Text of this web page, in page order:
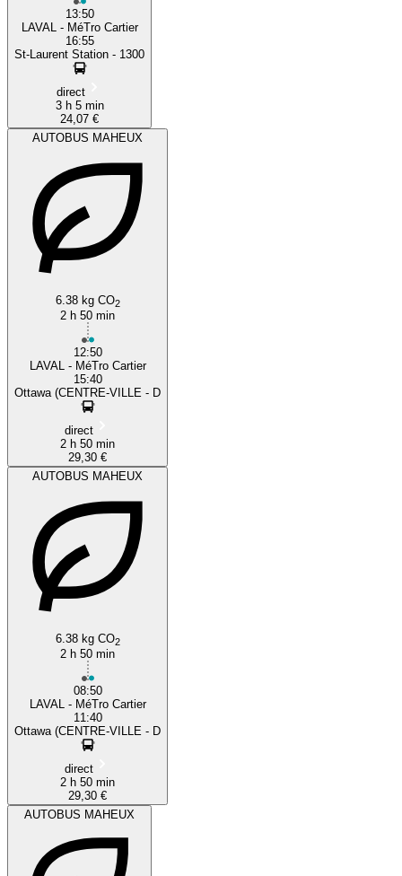
13:50
LAVAL - MéTro Cartier
16:55
St-Laurent Station - 1300
direct
3 h 5 min
24,07 €
AUTOBUS MAHEUX
6.38 kg CO2
2 h 50 min
12:50
LAVAL - MéTro Cartier
15:40
Ottawa (CENTRE-VILLE - D
direct
2 h 50 min
29,30 €
AUTOBUS MAHEUX
6.38 kg CO2
2 h 50 min
08:50
LAVAL - MéTro Cartier
11:40
Ottawa (CENTRE-VILLE - D
direct
2 h 50 min
29,30 €
AUTOBUS MAHEUX